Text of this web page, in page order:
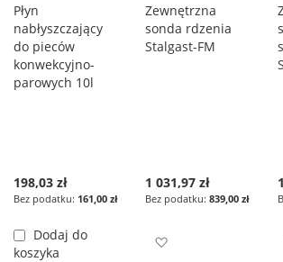
Płyn
nabłyszczający
do pieców
konwekcyjno-
parowych 10l
198,03 zł
161,00 zł
Dodaj do
koszyka
Zewnętrzna
sonda rdzenia
Stalgast-FM
1 031,97 zł
839,00 zł
Dodaj do listy